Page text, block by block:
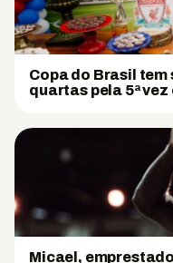
Copa do Brasil tem
quartas pela 5ª vez
Micael,